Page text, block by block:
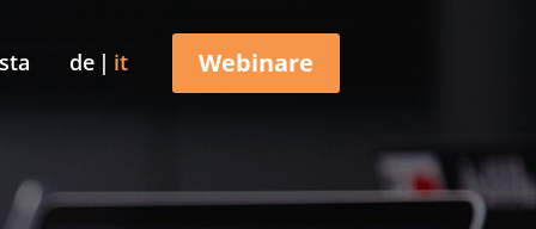
de it Webinare